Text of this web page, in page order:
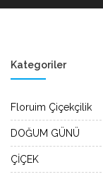
Kategoriler
Floruim Çiçekçilik
DOĞUM GÜNÜ
ÇİÇEK